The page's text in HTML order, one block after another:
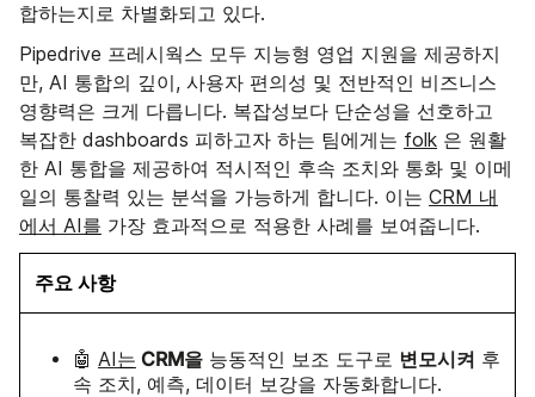
합하는지로 차별화되고 있다.
Pipedrive 프레시웍스 모두 지능형 영업 지원을 제공하지
만, AI 통합의 깊이, 사용자 편의성 및 전반적인 비즈니스
영향력은 크게 다릅니다. 복잡성보다 단순성을 선호하고
복잡한 dashboards 피하고자 하는 팀에게는 folk 은 원활
한 AI 통합을 제공하여 적시적인 후속 조치와 통화 및 이메
일의 통찰력 있는 분석을 가능하게 합니다. 이는 CRM 내
에서 AI를 가장 효과적으로 적용한 사례를 보여줍니다.
주요 사항
🤖 AI는 CRM을 능동적인 보조 도구로 변모시켜 후
속 조치, 예측, 데이터 보강을 자동화합니다.